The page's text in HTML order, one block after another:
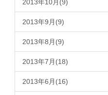
2013年10月(9)
2013年9月(9)
2013年8月(9)
2013年7月(18)
2013年6月(16)